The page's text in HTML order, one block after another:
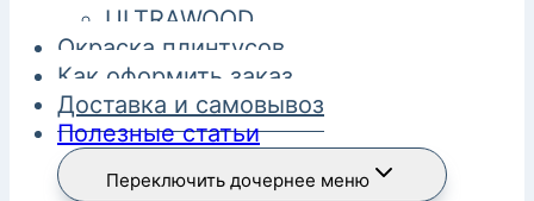
ULTRAWOOD
Окраска плинтусов
Как оформить заказ
Доставка и самовывоз
Полезные статьи
Переключить дочернее меню